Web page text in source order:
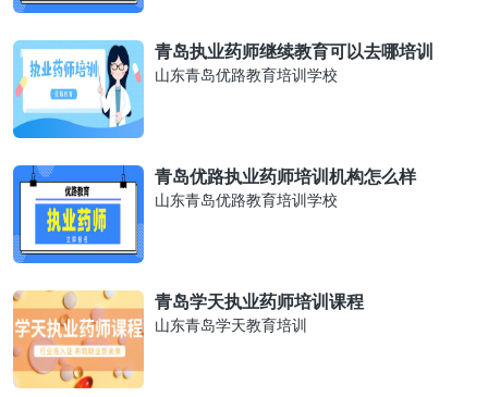
青岛执业药师继续教育可以去哪培训
山东青岛优路教育培训学校
青岛优路执业药师培训机构怎么样
山东青岛优路教育培训学校
青岛学天执业药师培训课程
山东青岛学天教育培训